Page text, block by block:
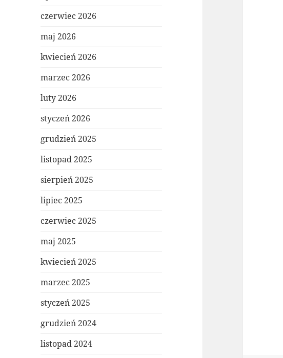
czerwiec 2026
maj 2026
kwiecień 2026
marzec 2026
luty 2026
styczeń 2026
grudzień 2025
listopad 2025
sierpień 2025
lipiec 2025
czerwiec 2025
maj 2025
kwiecień 2025
marzec 2025
styczeń 2025
grudzień 2024
listopad 2024